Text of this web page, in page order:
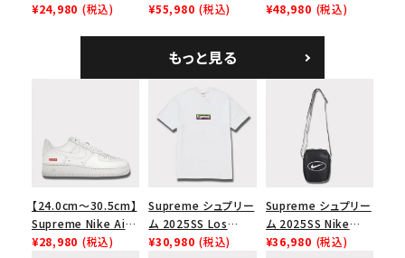
Tweed Camp Cap
¥24,980 (税込)
Backpack ベルベッ
¥55,980 (税込)
Small Messenger
バッグ レッドレオパー
ド
¥48,980 (税込)
もっと見る
【24.0cm～30.5cm】
Supreme Nike Air
Force 1 Low シュプ
¥28,980 (税込)
Supreme シュプリー
ム 2025SS Los
Angeles Fire Relief
¥30,980 (税込)
Supreme シュプリー
ム 2025SS Nike
Leather Shoulder
¥36,980 (税込)